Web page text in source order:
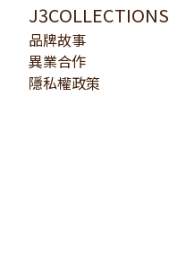
J3COLLECTIONS
品牌故事
異業合作
隱私權政策